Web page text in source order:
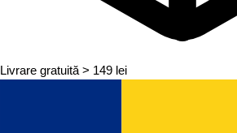
Livrare gratuită > 149 lei